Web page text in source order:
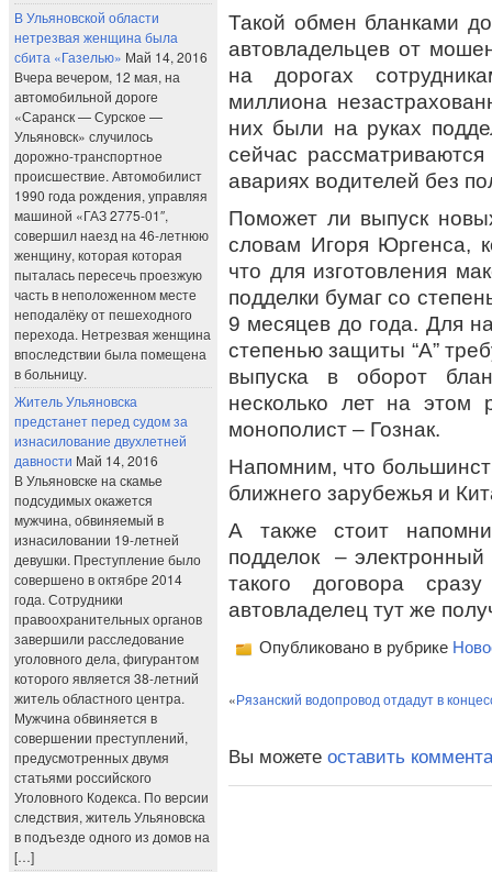
В Ульяновской области
нетрезвая женщина была
сбита «Газелью» Май 14, 2016
Вчера вечером, 12 мая, на
автомобильной дороге
«Саранск — Сурское —
Ульяновск» случилось
дорожно-транспортное
происшествие. Автомобилист
1990 года рождения, управляя
машиной «ГАЗ 2775-01″,
совершил наезд на 46-летнюю
женщину, которая которая
пыталась пересечь проезжую
часть в неположенном месте
неподалёку от пешеходного
перехода. Нетрезвая женщина
впоследствии была помещена
в больницу.
Житель Ульяновска
предстанет перед судом за
изнасилование двухлетней
давности Май 14, 2016
В Ульяновске на скамье
подсудимых окажется
мужчина, обвиняемый в
изнасиловании 19-летней
девушки. Преступление было
совершено в октябре 2014
года. Сотрудники
правоохранительных органов
завершили расследование
уголовного дела, фигурантом
которого является 38-летний
житель областного центра.
Мужчина обвиняется в
совершении преступлений,
предусмотренных двумя
статьями российского
Уголовного Кодекса. По версии
следствия, житель Ульяновска
в подъезде одного из домов на
[…]
Такой обмен бланками
автовладельцев от
на дорогах
миллиона
них были на руках
сейчас
авариях водителей без
Поможет ли выпуск
словам Игоря Юргенса,
что для изготовления
подделки бумаг со
9 месяцев до года. Для
степенью защиты “А”
выпуска в оборот
несколько лет на этом
монополист – Гознак.
Напомним, что
ближнего зарубежья и
А также стоит
подделок –
такого договора
автовладелец тут же
Опубликовано в рубрике
«Рязанский водопровод отдадут в
Вы можете оставить